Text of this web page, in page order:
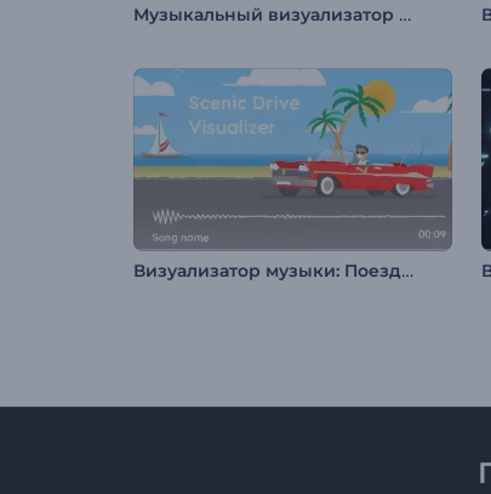
Музыкальный визуализатор "Кибер Биты"
Визуализатор музыки: Поездка на авто